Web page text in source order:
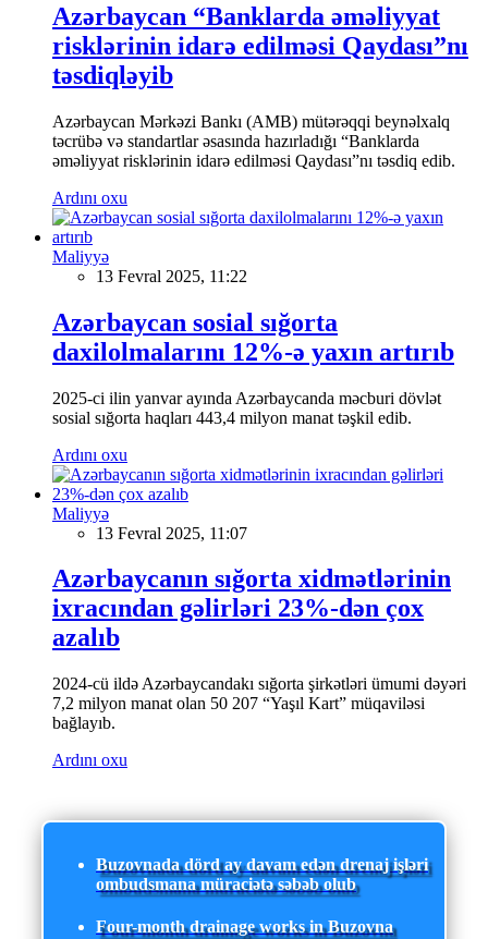
Azərbaycan “Banklarda əməliyyat
risklərinin idarə edilməsi Qaydası”nı
təsdiqləyib
Azərbaycan Mərkəzi Bankı (AMB) mütərəqqi beynəlxalq
təcrübə və standartlar əsasında hazırladığı “Banklarda
əməliyyat risklərinin idarə edilməsi Qaydası”nı təsdiq edib.
Ardını oxu
Maliyyə
13 Fevral 2025, 11:22
Azərbaycan sosial sığorta
daxilolmalarını 12%-ə yaxın artırıb
2025-ci ilin yanvar ayında Azərbaycanda məcburi dövlət
sosial sığorta haqları 443,4 milyon manat təşkil edib.
Ardını oxu
Maliyyə
13 Fevral 2025, 11:07
Azərbaycanın sığorta xidmətlərinin
ixracından gəlirləri 23%-dən çox
azalıb
2024-cü ildə Azərbaycandakı sığorta şirkətləri ümumi dəyəri
7,2 milyon manat olan 50 207 “Yaşıl Kart” müqaviləsi
bağlayıb.
Ardını oxu
Buzovnada dörd ay davam edən drenaj işləri
ombudsmana müraciətə səbəb olub
Four-month drainage works in Buzovna